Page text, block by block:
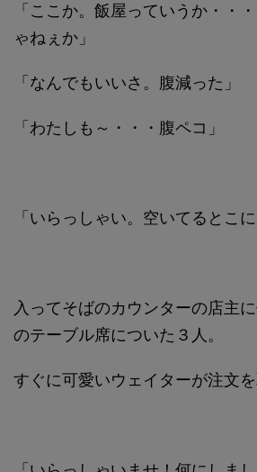
「ここか。飯屋っていうか・・
ゃねぇか」
「なんでもいいさ。腹減った」
「わたしも～・・・腹ペコ」
「いらっしゃい。空いてるとこに
入ってそばのカウンターの店主
のテーブル席についた３人。
すぐに可愛いウェイターが注文を